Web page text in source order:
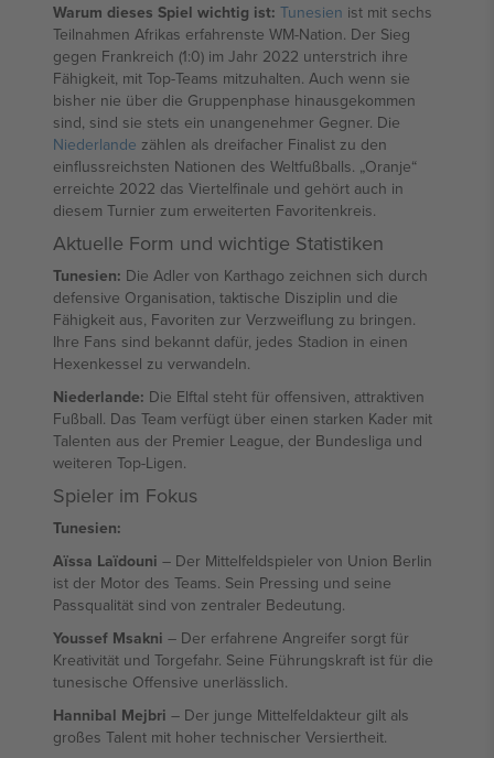
Warum dieses Spiel wichtig ist: Tunesien ist mit sechs
Teilnahmen Afrikas erfahrenste WM-Nation. Der Sieg
gegen Frankreich (1:0) im Jahr 2022 unterstrich ihre
Fähigkeit, mit Top-Teams mitzuhalten. Auch wenn sie
bisher nie über die Gruppenphase hinausgekommen
sind, sind sie stets ein unangenehmer Gegner. Die
Niederlande zählen als dreifacher Finalist zu den
einflussreichsten Nationen des Weltfußballs. „Oranje“
erreichte 2022 das Viertelfinale und gehört auch in
diesem Turnier zum erweiterten Favoritenkreis.
Aktuelle Form und wichtige Statistiken
Tunesien: Die Adler von Karthago zeichnen sich durch
defensive Organisation, taktische Disziplin und die
Fähigkeit aus, Favoriten zur Verzweiflung zu bringen.
Ihre Fans sind bekannt dafür, jedes Stadion in einen
Hexenkessel zu verwandeln.
Niederlande: Die Elftal steht für offensiven, attraktiven
Fußball. Das Team verfügt über einen starken Kader mit
Talenten aus der Premier League, der Bundesliga und
weiteren Top-Ligen.
Spieler im Fokus
Tunesien:
Aïssa Laïdouni – Der Mittelfeldspieler von Union Berlin
ist der Motor des Teams. Sein Pressing und seine
Passqualität sind von zentraler Bedeutung.
Youssef Msakni – Der erfahrene Angreifer sorgt für
Kreativität und Torgefahr. Seine Führungskraft ist für die
tunesische Offensive unerlässlich.
Hannibal Mejbri – Der junge Mittelfeldakteur gilt als
großes Talent mit hoher technischer Versiertheit.